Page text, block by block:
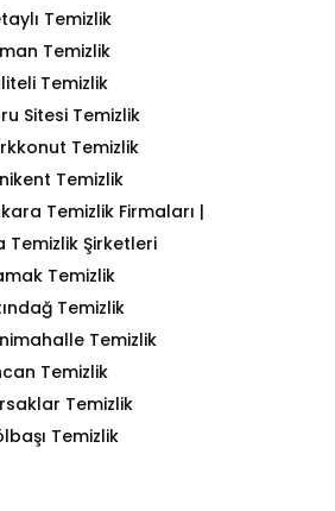
Temizlik
Temizlik
Temizlik
Sitesi Temizlik
Temizlik
Temizlik
Temizlik Firmaları |
Temizlik Şirketleri
Temizlik
Temizlik
Temizlik
Temizlik
Temizlik
Temizlik